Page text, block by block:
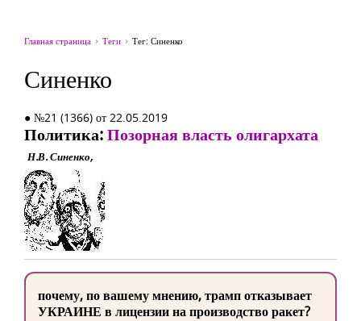
Главная страница Теги Тег: Синенко
Синенко
● №21 (1366) от 22.05.2019
Политика:Позорная власть олигархата
Н.В. Синенко,
почему, по вашему мнению, трамп отказывает
УКРАИНЕ в лицензии на производство ракет?